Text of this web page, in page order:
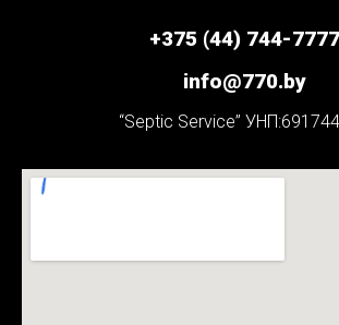
+375 (44) 744-7777
info@770.by
“Septic Service”